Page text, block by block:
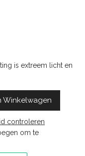
is extreem licht en
Winkelwagen
controleren
om te